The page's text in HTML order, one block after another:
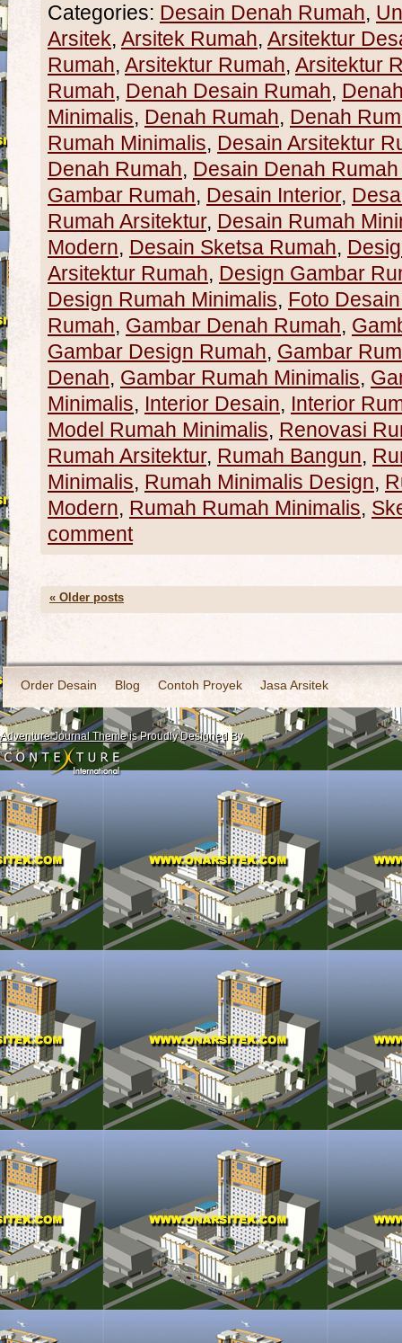
Categories: Desain Denah Rumah,
Arsitek, Arsitek Rumah, Arsitektur
Rumah, Arsitektur Rumah, Arsitektur
Rumah, Denah Desain Rumah,
Minimalis, Denah Rumah, Denah
Rumah Minimalis, Desain Arsitektur
Denah Rumah, Desain Denah
Gambar Rumah, Desain Interior,
Rumah Arsitektur, Desain Rumah
Modern, Desain Sketsa Rumah,
Arsitektur Rumah, Design Gambar
Design Rumah Minimalis, Foto
Rumah, Gambar Denah Rumah,
Gambar Design Rumah, Gambar
Denah, Gambar Rumah Minimalis,
Minimalis, Interior Desain, Interior
Model Rumah Minimalis, Renovasi
Rumah Arsitektur, Rumah Bangun,
Minimalis, Rumah Minimalis Design,
Modern, Rumah Rumah Minimalis,
comment
« Older posts
Order Desain Blog Contoh Proyek Jasa Arsitek
Adventure Journal Themeis Proudly Designed By